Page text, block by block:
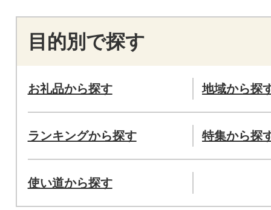
目的別で探す
お礼品から探す 地域から探
ランキングから探す 特集から探
使い道から探す